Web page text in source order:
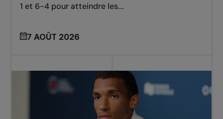
1 et 6-4 pour atteindre les...
7 AOÛT 2026